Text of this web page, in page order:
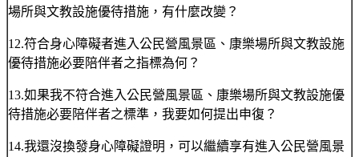
場所與文教設施優待措施，有什麼改變？
12.符合身心障礙者進入公民營風景區、康樂場所與文教設施
優待措施必要陪伴者之指標為何？
13.如果我不符合進入公民營風景區、康樂場所與文教設施優
待措施必要陪伴者之標準，我要如何提出申復？
14.我還沒換發身心障礙證明，可以繼續享有進入公民營風景